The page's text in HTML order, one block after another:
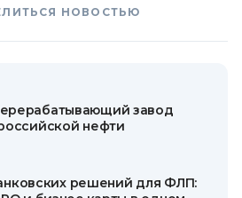
НОВОСТЬЮ
завод
нефти
решений для ФЛП: